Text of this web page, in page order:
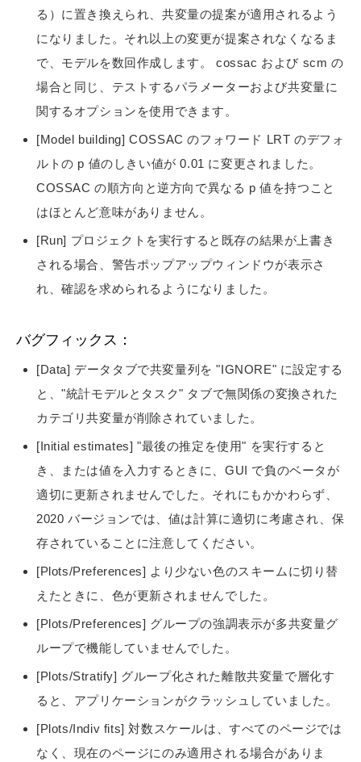
る）に置き換えられ、共変量の提案が適用されるよう
になりました。それ以上の変更が提案されなくなるま
で、モデルを数回作成します。 cossac および scm の
場合と同じ、テストするパラメーターおよび共変量に
関するオプションを使用できます。
[Model building] COSSAC のフォワード LRT のデフォ
ルトの p 値のしきい値が 0.01 に変更されました。
COSSAC の順方向と逆方向で異なる p 値を持つこと
はほとんど意味がありません。
[Run] プロジェクトを実行すると既存の結果が上書き
される場合、警告ポップアップウィンドウが表示さ
れ、確認を求められるようになりました。
バグフィックス：
[Data] データタブで共変量列を "IGNORE" に設定する
と、"統計モデルとタスク" タブで無関係の変換された
カテゴリ共変量が削除されていました。
[Initial estimates] "最後の推定を使用" を実行すると
き、または値を入力するときに、GUI で負のベータが
適切に更新されませんでした。それにもかかわらず、
2020 バージョンでは、値は計算に適切に考慮され、保
存されていることに注意してください。
[Plots/Preferences] より少ない色のスキームに切り替
えたときに、色が更新されませんでした。
[Plots/Preferences] グループの強調表示が多共変量グ
ループで機能していませんでした。
[Plots/Stratify] グループ化された離散共変量で層化す
ると、アプリケーションがクラッシュしていました。
[Plots/Indiv fits] 対数スケールは、すべてのページでは
なく、現在のページにのみ適用される場合がありま